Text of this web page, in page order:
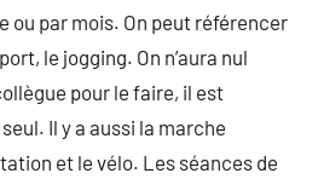
ou par mois. On peut référencer
le jogging. On n’aura nul
pour le faire, il est
Il y a aussi la marche
et le vélo. Les séances de